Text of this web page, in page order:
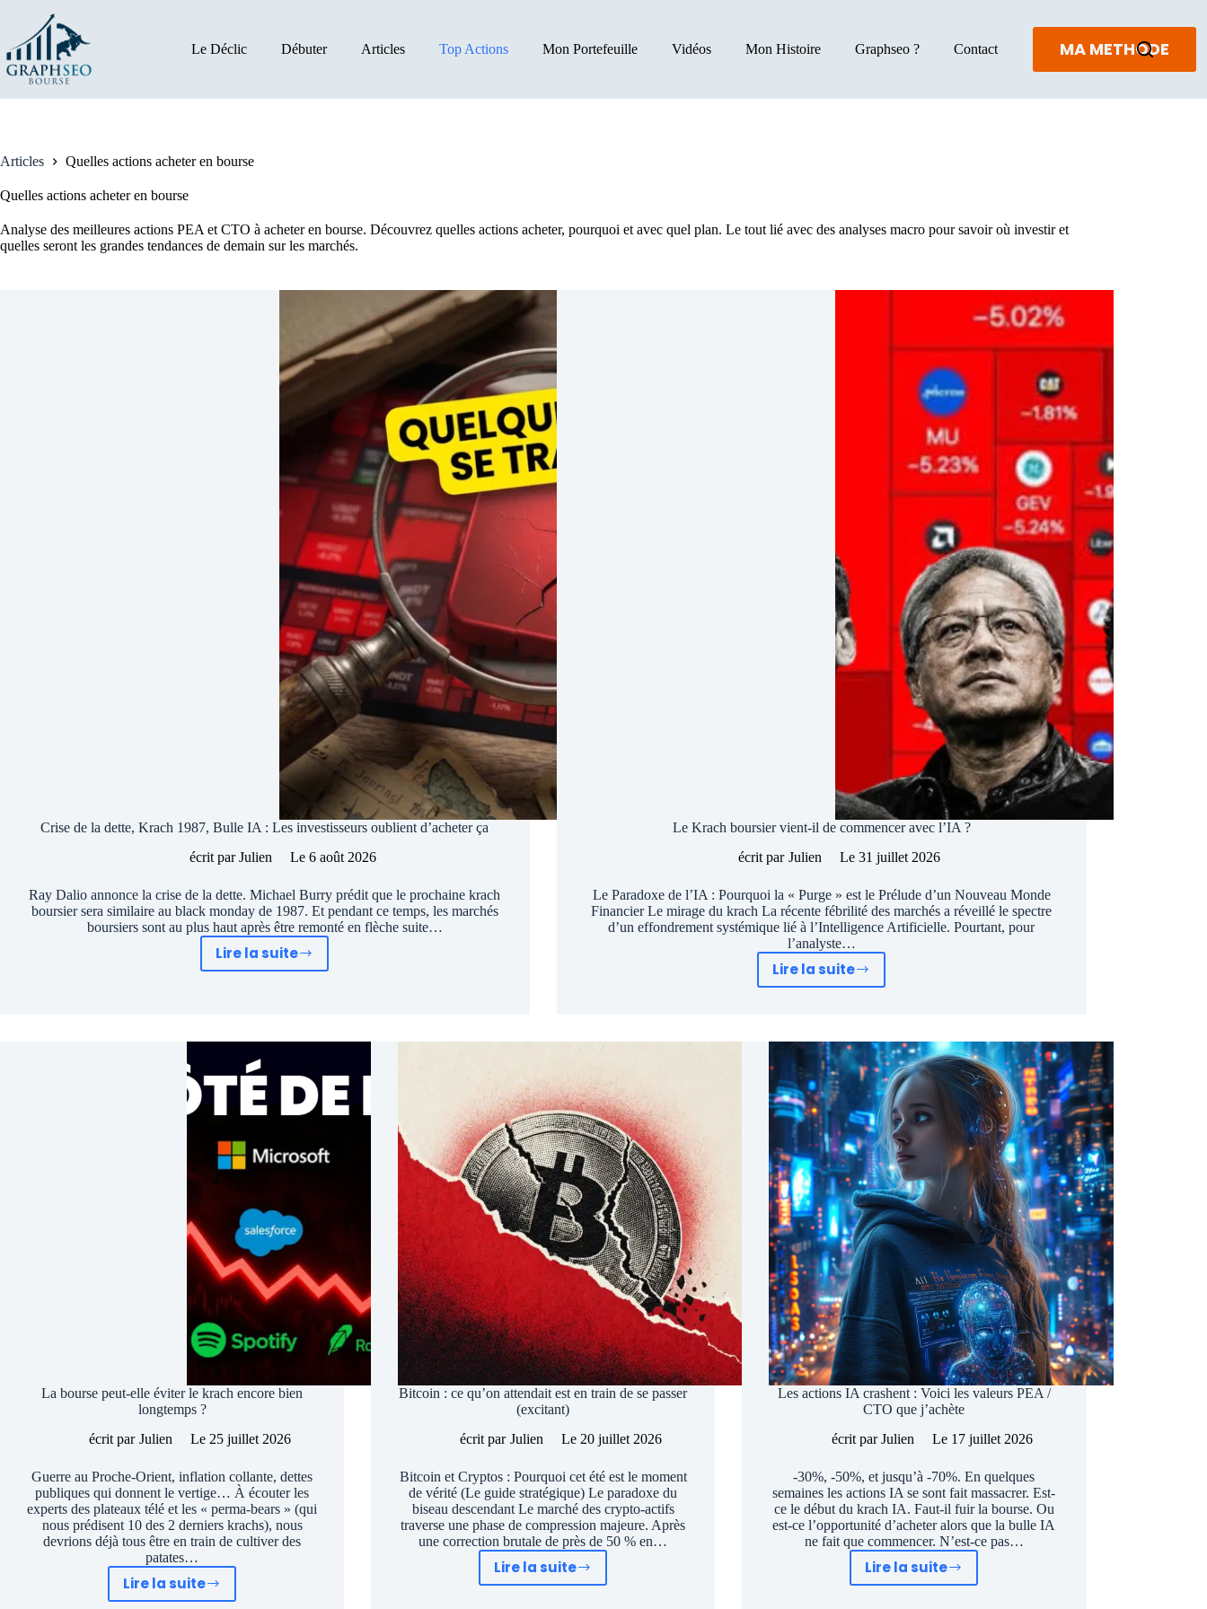
contenu
Le Déclic Débuter Articles Top Actions Mon Portefeuille Vidéos Mon Histoire Graphseo ? Contact MA METHODE
Articles Quelles actions acheter en bourse
Quelles actions acheter en bourse
Analyse des meilleures actions PEA et CTO à acheter en bourse. Découvrez quelles actions acheter, pourquoi et avec quel plan. Le tout lié avec des analyses macro pour savoir où investir et
quelles seront les grandes tendances de demain sur les marchés.
Crise de la dette, Krach 1987, Bulle IA : Les investisseurs oublient d’acheter ça
écrit par Julien Le 6 août 2026
Ray Dalio annonce la crise de la dette. Michael Burry prédit que le prochaine krach
boursier sera similaire au black monday de 1987. Et pendant ce temps, les marchés
boursiers sont au plus haut après être remonté en flèche suite…
Lire la suite
Crise
Krach
Bulle
IA
Les
investisseurs
d’acheter
ça
Le Krach boursier vient-il de commencer avec l’IA ?
écrit par Julien Le 31 juillet 2026
Le Paradoxe de l’IA : Pourquoi la « Purge » est le Prélude d’un Nouveau Monde
Financier Le mirage du krach La récente fébrilité des marchés a réveillé le spectre
d’un effondrement systémique lié à l’Intelligence Artificielle. Pourtant, pour
l’analyste…
Lire la suite
Le
vient-
il
de
commencer
avec
l’IA
?
La bourse peut-elle éviter le krach encore bien
longtemps ?
écrit par Julien Le 25 juillet 2026
​Guerre au Proche-Orient, inflation collante, dettes
publiques qui donnent le vertige… À écouter les
experts des plateaux télé et les « perma-bears » (qui
nous prédisent 10 des 2 derniers krachs), nous
devrions déjà tous être en train de cultiver des
patates…
Lire la suite
La
Bitcoin : ce qu’on attendait est en train de se passer
(excitant)
écrit par Julien Le 20 juillet 2026
Bitcoin et Cryptos : Pourquoi cet été est le moment
de vérité (Le guide stratégique) Le paradoxe du
biseau descendant Le marché des crypto-actifs
traverse une phase de compression majeure. Après
une correction brutale de près de 50 % en…
Lire la suite
Bitcoin
Les actions IA crashent : Voici les valeurs PEA /
CTO que j’achète
écrit par Julien Le 17 juillet 2026
-30%, -50%, et jusqu’à -70%. En quelques
semaines les actions IA se sont fait massacrer. Est-
ce le début du krach IA. Faut-il fuir la bourse. Ou
est-ce l’opportunité d’acheter alors que la bulle IA
ne fait que commencer. N’est-ce pas…
Lire la suite
Les